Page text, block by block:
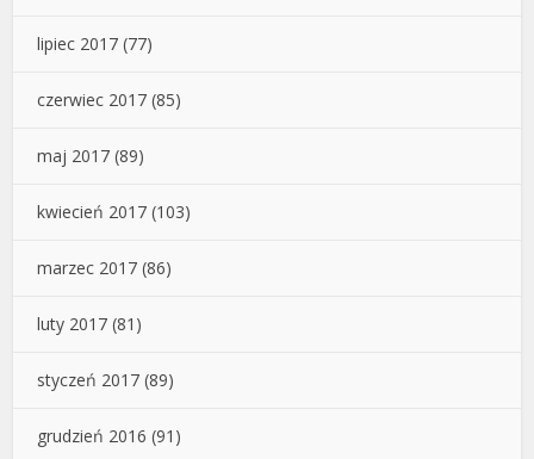
lipiec 2017 (77)
czerwiec 2017 (85)
maj 2017 (89)
kwiecień 2017 (103)
marzec 2017 (86)
luty 2017 (81)
styczeń 2017 (89)
grudzień 2016 (91)